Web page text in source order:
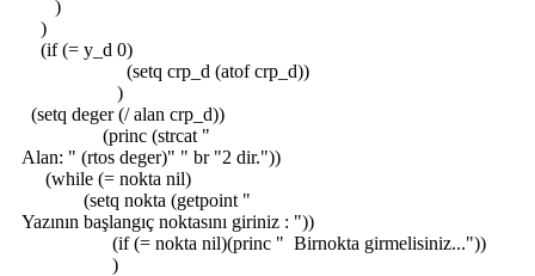
)
)
(if (= y_d 0)
(setq crp_d (atof crp_d))
)
(setq deger (/ alan crp_d))
(princ (strcat "
Alan: " (rtos deger)" " br "2 dir."))
(while (= nokta nil)
(setq nokta (getpoint "
Yazının başlangıç noktasını giriniz : "))
(if (= nokta nil)(princ " Birnokta girmelisiniz..."))
)